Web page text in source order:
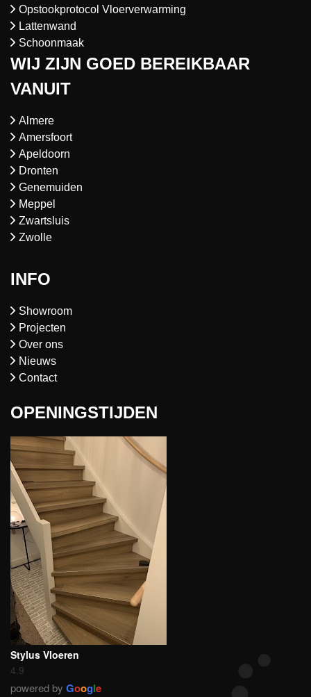
Opstookprotocol Vloerverwarming
Lattenwand
Schoonmaak
WIJ ZIJN GOED BEREIKBAAR
VANUIT
Almere
Amersfoort
Apeldoorn
Dronten
Genemuiden
Meppel
Zwartsluis
Zwolle
INFO
Showroom
Projecten
Over ons
Nieuws
Contact
OPENINGSTIJDEN
Stylus Vloeren
4.9
powered by Google